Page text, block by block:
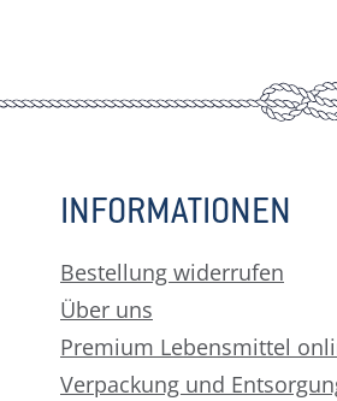
INFORMATIONEN
Bestellung widerrufen
Über uns
Premium Lebensmittel
Verpackung und